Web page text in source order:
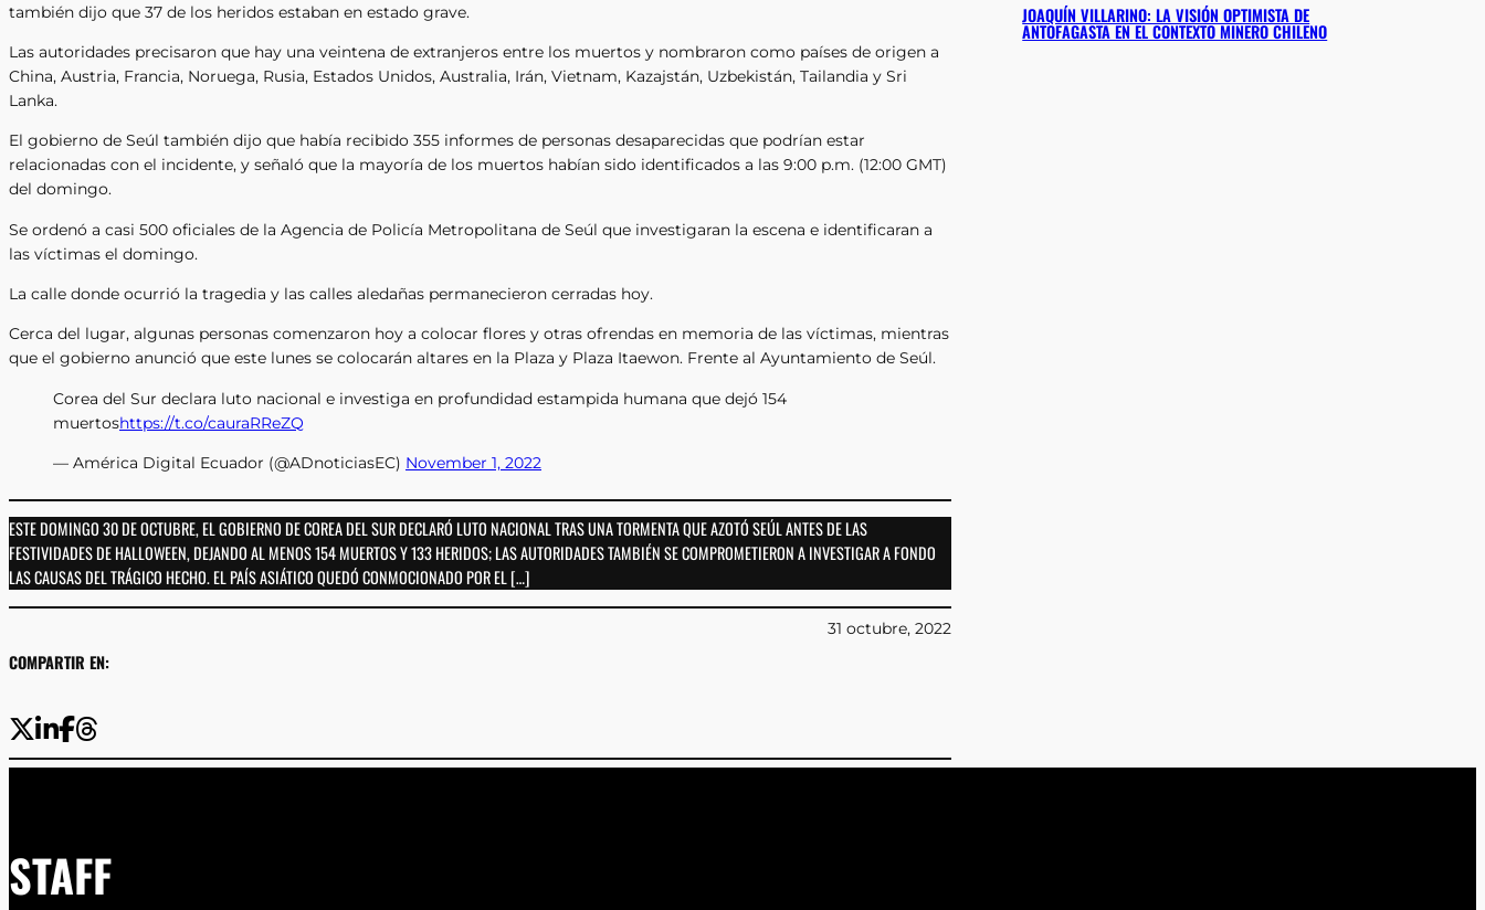
también dijo que 37 de los heridos estaban en estado grave.
Las autoridades precisaron que hay una veintena de extranjeros entre los muertos y nombraron como países de origen a
China, Austria, Francia, Noruega, Rusia, Estados Unidos, Australia, Irán, Vietnam, Kazajstán, Uzbekistán, Tailandia y Sri
Lanka.
El gobierno de Seúl también dijo que había recibido 355 informes de personas desaparecidas que podrían estar
relacionadas con el incidente, y señaló que la mayoría de los muertos habían sido identificados a las 9:00 p.m. (12:00 GMT)
del domingo.
Se ordenó a casi 500 oficiales de la Agencia de Policía Metropolitana de Seúl que investigaran la escena e identificaran a
las víctimas el domingo.
La calle donde ocurrió la tragedia y las calles aledañas permanecieron cerradas hoy.
Cerca del lugar, algunas personas comenzaron hoy a colocar flores y otras ofrendas en memoria de las víctimas, mientras
que el gobierno anunció que este lunes se colocarán altares en la Plaza y Plaza Itaewon. Frente al Ayuntamiento de Seúl.
Corea del Sur declara luto nacional e investiga en profundidad estampida humana que dejó 154
muertoshttps://t.co/cauraRReZQ
— América Digital Ecuador (@ADnoticiasEC) November 1, 2022
ESTE DOMINGO 30 DE OCTUBRE, EL GOBIERNO DE COREA DEL SUR DECLARÓ LUTO NACIONAL TRAS UNA TORMENTA QUE AZOTÓ SEÚL ANTES DE LAS
FESTIVIDADES DE HALLOWEEN, DEJANDO AL MENOS 154 MUERTOS Y 133 HERIDOS; LAS AUTORIDADES TAMBIÉN SE COMPROMETIERON A INVESTIGAR A FONDO
LAS CAUSAS DEL TRÁGICO HECHO. EL PAÍS ASIÁTICO QUEDÓ CONMOCIONADO POR EL […]
COMPARTIR EN:
31 octubre, 2022
JOAQUÍN VILLARINO: LA VISIÓN OPTIMISTA DE
ANTOFAGASTA EN EL CONTEXTO MINERO CHILENO
STAFF